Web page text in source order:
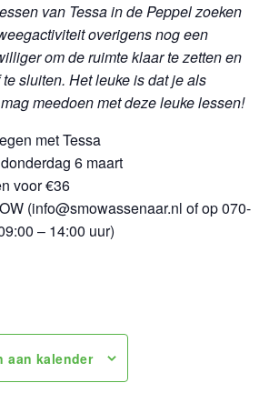
van Tessa in de Peppel zoeken
overigens nog een
om de ruimte klaar te zetten en
sluiten. Het leuke is dat je als
mag meedoen met deze leuke lessen!
met Tessa
6 maart
voor €36
(info@smowassenaar.nl of op 070-
– 14:00 uur)
aan kalender